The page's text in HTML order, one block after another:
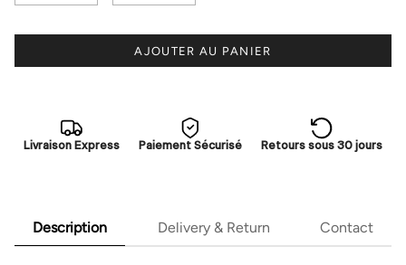
AJOUTER AU PANIER
Livraison Express Paiement Sécurisé Retours sous 30 jours
Description Delivery & Return Contact